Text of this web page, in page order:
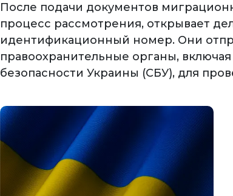
После подачи документов
процесс рассмотрения, открывает
идентификационный номер. Они
правоохранительные органы,
безопасности Украины (СБУ), для